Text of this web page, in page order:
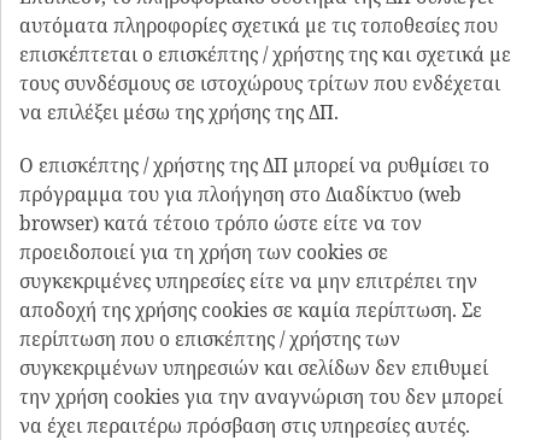
αυτόματα πληροφορίες σχετικά με τις τοποθεσίες που
επισκέπτεται ο επισκέπτης / χρήστης της και σχετικά με
τους συνδέσμους σε ιστοχώρους τρίτων που ενδέχεται
να επιλέξει μέσω της χρήσης της ΔΠ.
Ο επισκέπτης / χρήστης της ΔΠ μπορεί να ρυθμίσει το
πρόγραμμα του για πλοήγηση στο Διαδίκτυο (web
browser) κατά τέτοιο τρόπο ώστε είτε να τον
προειδοποιεί για τη χρήση των cookies σε
συγκεκριμένες υπηρεσίες είτε να μην επιτρέπει την
αποδοχή της χρήσης cookies σε καμία περίπτωση. Σε
περίπτωση που ο επισκέπτης / χρήστης των
συγκεκριμένων υπηρεσιών και σελίδων δεν επιθυμεί
την χρήση cookies για την αναγνώριση του δεν μπορεί
να έχει περαιτέρω πρόσβαση στις υπηρεσίες αυτές.